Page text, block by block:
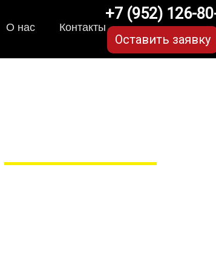
О нас Контакты
+7 (952) 126-
Оставить заявку